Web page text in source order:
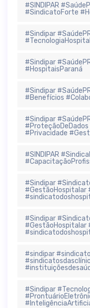
#SINDIPAR
#SindicatoForte
#Sindipar
#Sindipar
#HospitaisParaná
#Sindipar
#Benefícios
#Sindipar
#Privacidade
#SINDIPAR
#Sindipar
#GestãoHospitalar
#Sindipar
#GestãoHospitalar
#sindipar
#Sindipar